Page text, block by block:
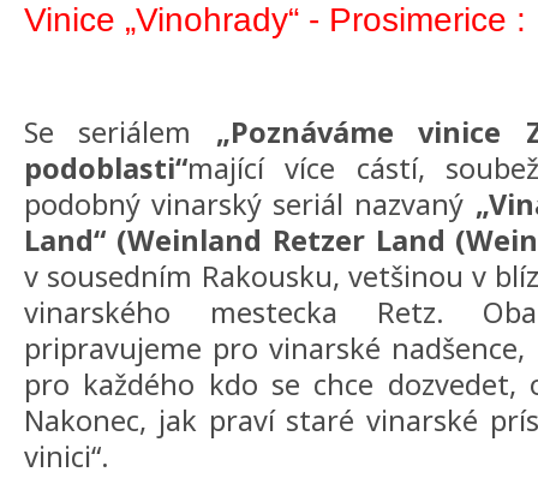
Vinice „Vinohrady“ - Prosimerice :
Se seriálem „Poznáváme vinice
podoblasti“mající více cástí,
podobný vinarský seriál nazvaný
Land“ (Weinland Retzer Land
v sousedním Rakousku, vetšinou v
vinarského mestecka Retz.
pripravujeme pro vinarské
pro každého kdo se chce dozvedet,
Nakonec, jak praví staré vinarské
vinici“.